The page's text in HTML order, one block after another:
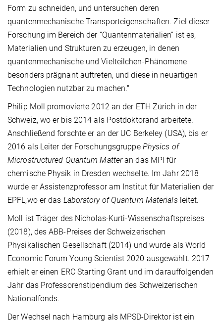
Form zu schneiden, und untersuchen deren
quantenmechanische Transporteigenschaften. Ziel dieser
Forschung im Bereich der “Quantenmaterialien” ist es,
Materialien und Strukturen zu erzeugen, in denen
quantenmechanische und Vielteilchen-Phänomene
besonders prägnant auftreten, und diese in neuartigen
Technologien nutzbar zu machen."
Philip Moll promovierte 2012 an der ETH Zürich in der
Schweiz, wo er bis 2014 als Postdoktorand arbeitete.
Anschließend forschte er an der UC Berkeley (USA), bis er
2016 als Leiter der Forschungsgruppe Physics of
Microstructured Quantum Matteran das MPI für
chemische Physik in Dresden wechselte. Im Jahr 2018
wurde er Assistenzprofessor am Institut für Materialien der
EPFL,wo er das Laboratory of Quantum Materials leitet.
Moll ist Träger des Nicholas-Kurti-Wissenschaftspreises
(2018), des ABB-Preises der Schweizerischen
Physikalischen Gesellschaft (2014) und wurde als World
Economic Forum Young Scientist 2020 ausgewählt. 2017
erhielt er einen ERC Starting Grant und im darauffolgenden
Jahr das Professorenstipendium des Schweizerischen
Nationalfonds.
Der Wechsel nach Hamburg als MPSD-Direktor ist ein